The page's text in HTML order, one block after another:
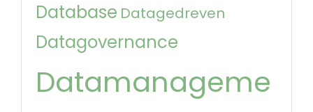
Database Datagedreven
Datagovernance
Datamanageme